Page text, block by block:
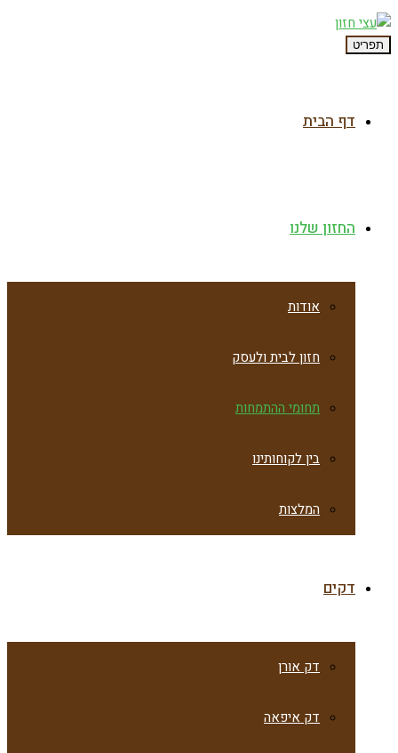
תפריט
דף הבית
החזון שלנו
אודות
חזון לבית ולעסק
תחומי ההתמחות
בין לקוחותינו
המלצות
דקים
דק אורן
דק איפאה